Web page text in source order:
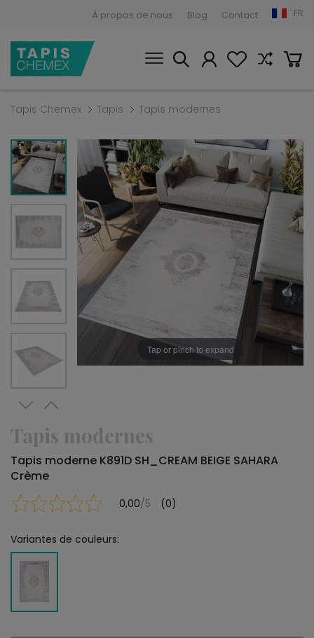
À propos de nous Blog Contact FR
Tapis Chemex Tapis Tapis modernes
Tap or pinch to expand
Tapis modernes
Tapis moderne K891D SH_CREAM BEIGE SAHARA
Crème
0,00/5 (0)
Variantes de couleurs: